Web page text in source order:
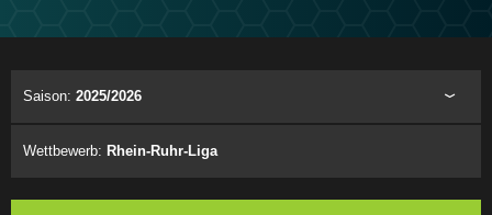
Saison: 2025/2026
Wettbewerb: Rhein-Ruhr-Liga